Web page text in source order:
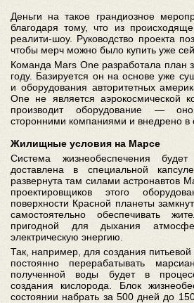
Деньги на такое грандиозное
благодаря тому, что из
реалити-шоу. Руководство проекта
чтобы мерч можно было купить уже
Команда Mars One разработала план
году. Базируется он на основе уже
и оборудования авторитетных
One не является аэрокосмической
производит оборудование —
сторонними компаниями и
Жилищные условия на Марсе
Система жизнеобеспечения
доставлена в специальной
развернута там силами астронавтов
проектировщиков этого
поверхности Красной планеты
самостоятельно обеспечивать
пригодной для дыхания
электрическую энергию.
Так, например, для создания
постоянно перерабатывать
полученной воды будет в
создания кислорода. Блок
состоянии набрать за 500 дней до